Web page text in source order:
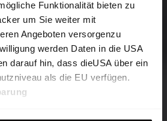
Funktionalität bieten zu
um Sie weiter mit
Angeboten versorgenzu
werden Daten in die USA
darauf hin, dass dieUSA über ein
als die EU verfügen.